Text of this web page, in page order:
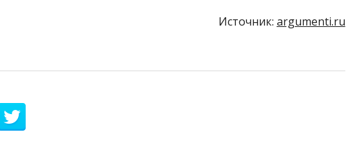
Источник: argumenti.ru